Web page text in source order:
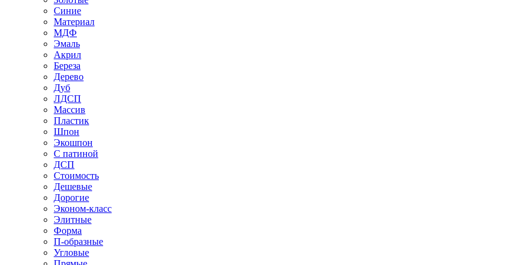
Синие
Материал
МДФ
Эмаль
Акрил
Береза
Дерево
Дуб
ЛДСП
Массив
Пластик
Шпон
Экошпон
С патиной
ДСП
Стоимость
Дешевые
Дорогие
Эконом-класс
Элитные
Форма
П-образные
Угловые